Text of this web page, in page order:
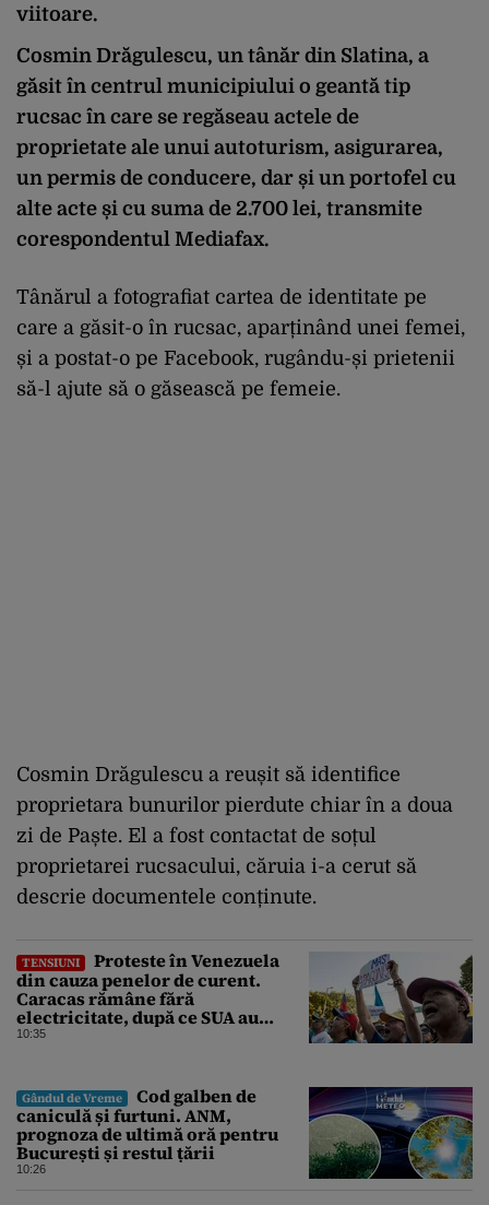
viitoare.
Cosmin Drăgulescu, un tânăr din Slatina, a
găsit în centrul municipiului o geantă tip
rucsac în care se regăseau actele de
proprietate ale unui autoturism, asigurarea,
un permis de conducere, dar și un portofel cu
alte acte și cu suma de 2.700 lei, transmite
corespondentul Mediafax.
Tânărul a fotografiat cartea de identitate pe
care a găsit-o în rucsac, aparținând unei femei,
și a postat-o pe Facebook, rugându-și prietenii
să-l ajute să o găsească pe femeie.
Cosmin Drăgulescu a reușit să identifice
proprietara bunurilor pierdute chiar în a doua
zi de Paște. El a fost contactat de soțul
proprietarei rucsacului, căruia i-a cerut să
descrie documentele conținute.
TENSIUNI
Proteste în Venezuela
din cauza penelor de curent.
Caracas rămâne fără
electricitate, după ce SUA au
promis modernizarea rețelei
10:35
Gândul de Vreme
Cod galben de
caniculă și furtuni. ANM,
prognoza de ultimă oră pentru
București și restul țării
10:26